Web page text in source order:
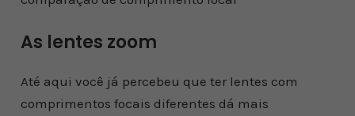
As lentes zoom
Até aqui você já percebeu que ter lentes com
comprimentos focais diferentes dá mais